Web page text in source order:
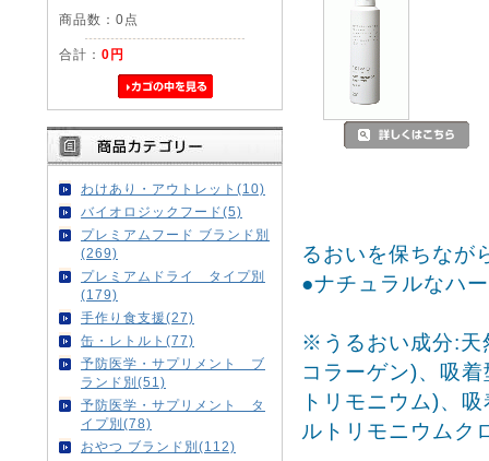
商品数：0点
合計： 0円
わけあり・アウトレット(10)
バイオロジックフード(5)
プレミアムフード ブランド別
(269)
プレミアムドライ タイプ別
(179)
手作り食支援(27)
缶・レトルト(77)
予防医学・サプリメント ブ
ランド別(51)
予防医学・サプリメント タ
イプ別(78)
おやつ ブランド別(112)
るおいを保ちなが
●ナチュラルなハ
※うるおい成分:天
コラーゲン)、吸
トリモニウム)、
ルトリモニウムク